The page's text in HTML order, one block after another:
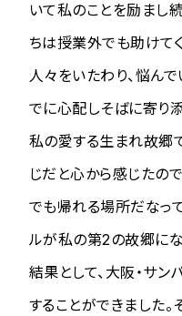
いて私のことを励まし
ちは授業外でも助けて
人々をいたわり、悩ん
でに心配しそばに寄り
私の愛する生まれ故郷
じだと心から感じたの
でも帰れる場所だなって
ルが私の第2の故郷にな
結果として、大阪・サ
することができました。